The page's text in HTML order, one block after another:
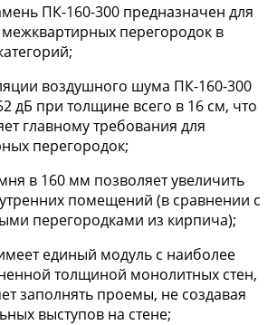
ПК-160-300 предназначен для
перегородок в
воздушного шума ПК-160-300
дБ при толщине всего в 16 см, что
главному требования для
перегородок;
в 160 мм позволяет увеличить
помещений (в сравнении с
перегородками из кирпича);
единый модуль с наиболее
толщиной монолитных стен,
заполнять проемы, не создавая
выступов на стене;